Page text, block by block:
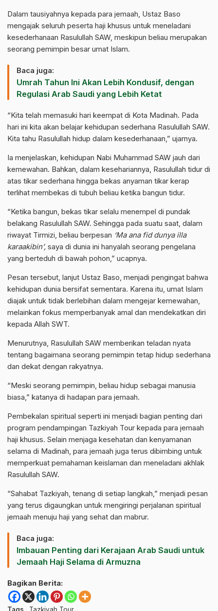
Dalam tausiyahnya kepada para jemaah, Ustaz Baso
mengajak seluruh peserta haji khusus untuk meneladani
kesederhanaan Rasulullah SAW, meskipun beliau merupakan
seorang pemimpin besar umat Islam.
Baca juga:
Umrah Tahun Ini Akan Lebih Kondusif, dengan
Regulasi Arab Saudi yang Lebih Ketat
“Kita telah memasuki hari keempat di Kota Madinah. Pada
hari ini kita akan belajar kehidupan sederhana Rasulullah SAW.
Kita tahu Rasulullah hidup dalam kesederhanaan,” ujarnya.
Ia menjelaskan, kehidupan Nabi Muhammad SAW jauh dari
kemewahan. Bahkan, dalam kesehariannya, Rasulullah tidur di
atas tikar sederhana hingga bekas anyaman tikar kerap
terlihat membekas di tubuh beliau ketika bangun tidur.
“Ketika bangun, bekas tikar selalu menempel di pundak
belakang Rasulullah SAW. Sehingga pada suatu saat, dalam
riwayat Tirmizi, beliau berpesan ‘Ma ana fid dunya illa
karaakibin’, saya di dunia ini hanyalah seorang pengelana
yang berteduh di bawah pohon,” ucapnya.
Pesan tersebut, lanjut Ustaz Baso, menjadi pengingat bahwa
kehidupan dunia bersifat sementara. Karena itu, umat Islam
diajak untuk tidak berlebihan dalam mengejar kemewahan,
melainkan fokus memperbanyak amal dan mendekatkan diri
kepada Allah SWT.
Menurutnya, Rasulullah SAW memberikan teladan nyata
tentang bagaimana seorang pemimpin tetap hidup sederhana
dan dekat dengan rakyatnya.
“Meski seorang pemimpin, beliau hidup sebagai manusia
biasa,” katanya di hadapan para jemaah.
Pembekalan spiritual seperti ini menjadi bagian penting dari
program pendampingan Tazkiyah Tour kepada para jemaah
haji khusus. Selain menjaga kesehatan dan kenyamanan
selama di Madinah, para jemaah juga terus dibimbing untuk
memperkuat pemahaman keislaman dan meneladani akhlak
Rasulullah SAW.
“Sahabat Tazkiyah, tenang di setiap langkah,” menjadi pesan
yang terus digaungkan untuk mengiringi perjalanan spiritual
jemaah menuju haji yang sehat dan mabrur.
Baca juga:
Imbauan Penting dari Kerajaan Arab Saudi untuk
Jemaah Haji Selama di Armuzna
Bagikan Berita: